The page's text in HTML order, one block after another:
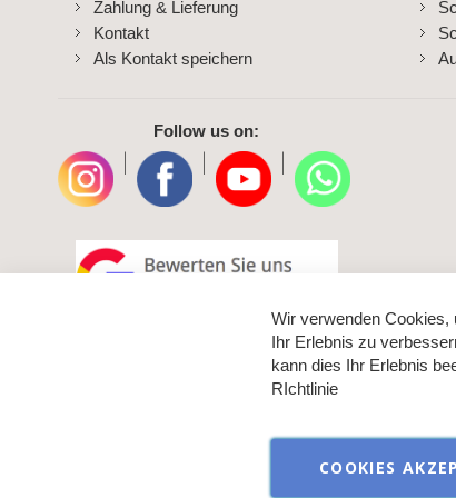
Zahlung & Lieferung
Kontakt
Als Kontakt speichern
Follow us on:
Wir verwenden
Ihr Erlebnis zu
kann dies Ihr Erlebnis
RIchtlinie
COOKIES